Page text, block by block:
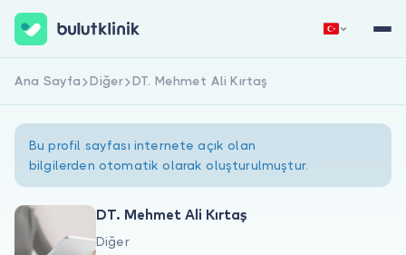
Hemen Kaydol
Ana Sayfa Diğer DT. Mehmet Ali Kırtaş
Bu profil sayfası internete açık olan
bilgilerden otomatik olarak oluşturulmuştur.
DT. Mehmet Ali Kırtaş
Diğer